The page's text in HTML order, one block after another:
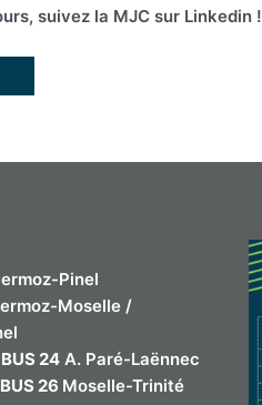
suivez la MJC sur Linkedin !
Pinel
Moselle /
24 A. Paré-Laënnec
26 Moselle-Trinité